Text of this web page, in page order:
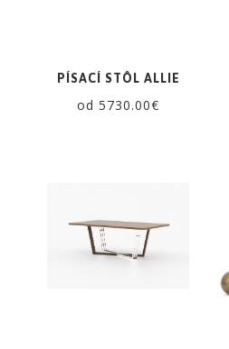
PÍSACÍ STÔL ALLIE
od 5730.00€